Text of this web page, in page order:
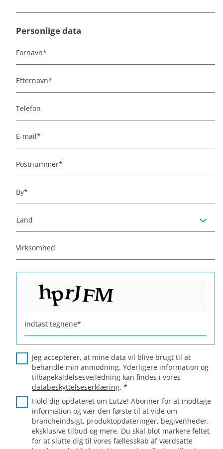
Personlige data
Fornavn*
Efternavn*
Telefon
E-mail*
Postnummer*
By*
Land
Virksomhed
Indtast tegnene*
Jeg accepterer, at mine data vil blive brugt til at
behandle min anmodning. Yderligere information og
tilbagekaldelsesvejledning kan findes i vores
databeskyttelseserklæring. *
Hold dig opdateret om Lutze! Abonner for at modtage
information og vær den første til at vide om
brancheindsigt, produktopdateringer, begivenheder,
eksklusive tilbud og mere. Du skal blot markere feltet
for at slutte dig til vores fællesskab af værdsatte